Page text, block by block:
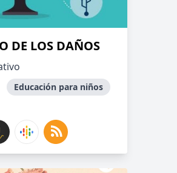
DE LOS DAÑOS
Educación para niños